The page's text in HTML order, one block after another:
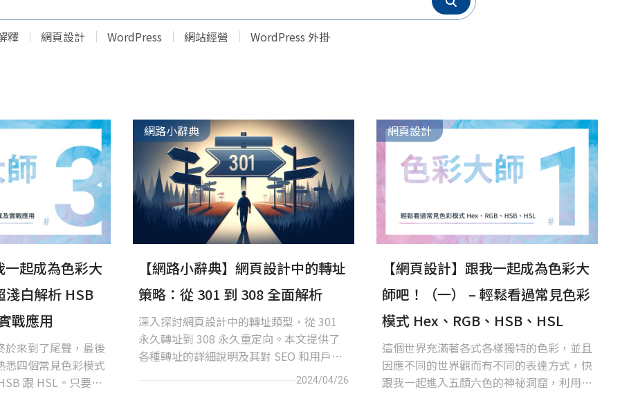
釋 網頁設計 WordPress 網站經營 WordPress 外掛
起成為色彩大
淺白解析 HSB
戰應用
於來到了尾聲，最後
悉四個常見色彩模式
跟 HSL。只要掌
網路小辭典
【網路小辭典】網頁設計中的轉址
策略：從 301 到 308 全面解析
深入探討網頁設計中的轉址類型，從 301
永久轉址到 308 永久重定向。本文提供了
各種轉址的詳細說明及其對 SEO 和用戶體
驗的影響，幫助您在不同情況下作出合適的
2024/04/26
網頁設計
【網頁設計】跟我一起成為色彩大
師吧！（一） – 輕鬆看過常見色彩
模式 Hex、RGB、HSB、HSL
這個世界充滿著各式各樣獨特的色彩，並且
因應不同的世界觀而有不同的表達方式，快
跟我一起進入五顏六色的神祕洞窟，利用